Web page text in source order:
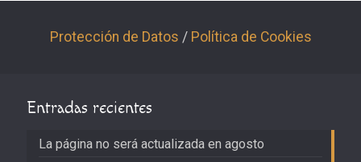
Protección de Datos / Política de Cookies
Entradas recientes
La página no será actualizada en agosto